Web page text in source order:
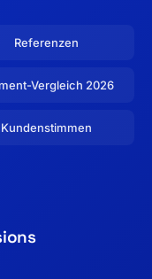
Referenzen
Vergleich 2026
Kundenstimmen